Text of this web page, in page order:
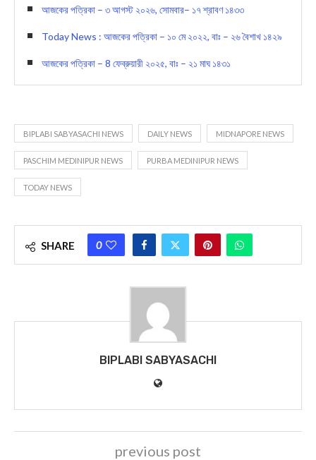
আজকের পত্রিকা – ৩ আগস্ট ২০২৬, সোমবার– ১৭ শ্রাবণ ১৪৩৩
Today News : আজকের পত্রিকা – ১০ মে ২০২২, বাঃ – ২৬ বৈশাখ ১৪২৯
আজকের পত্রিকা – 8 ফেব্রুয়ারী ২০২৫, বাঃ – ২১ মাঘ ১৪৩১
BIPLABI SABYASACHI NEWS DAILY NEWS MIDNAPORE NEWS
PASCHIM MEDINIPUR NEWS PURBA MEDINIPUR NEWS
TODAY NEWS
SHARE 0
BIPLABI SABYASACHI
previous post